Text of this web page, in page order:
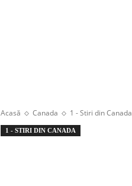
Acasă Canada 1 - Stiri din Canada
1 - STIRI DIN CANADA